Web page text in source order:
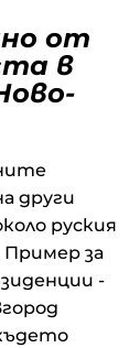
от
в
други
руския
за
-